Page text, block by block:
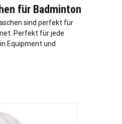
für Badminton
sind perfekt für
Perfekt für jede
Equipment und